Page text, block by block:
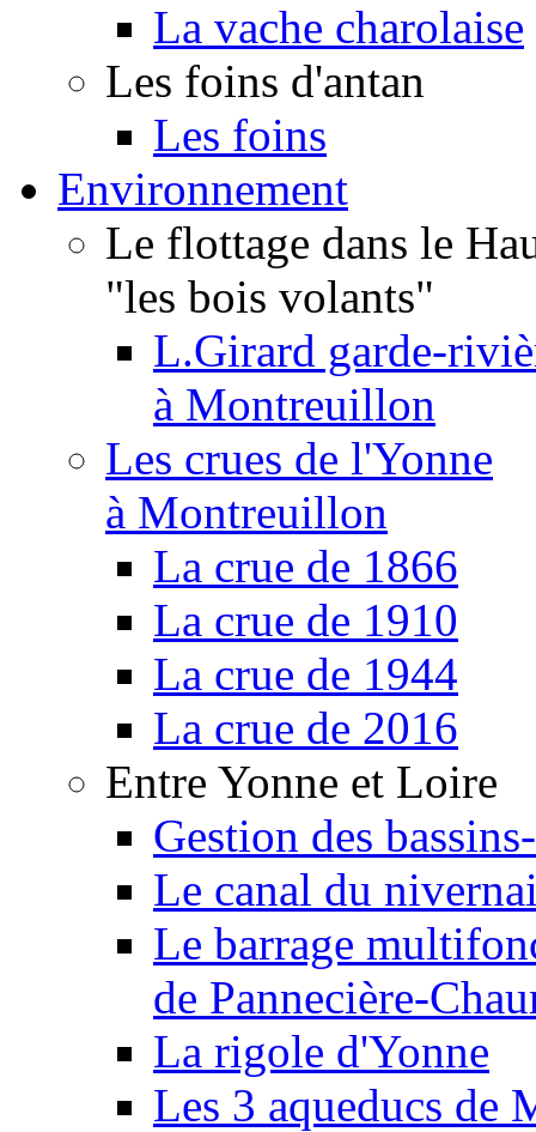
La vache charolaise
Les foins d'antan
Les foins
Environnement
Le flottage dans le
"les bois volants"
L.Girard garde-
à Montreuillon
Les crues de l'Yonne
à Montreuillon
La crue de 1866
La crue de 1910
La crue de 1944
La crue de 2016
Entre Yonne et Loire
Gestion des
Le canal du
Le barrage
de Pannecière-
La rigole d'Yonne
Les 3 aqueducs de